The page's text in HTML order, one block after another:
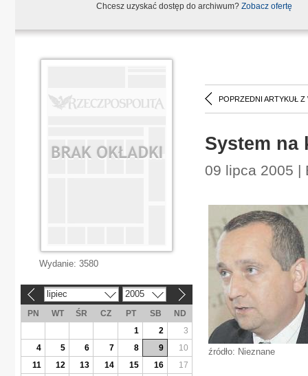
Chcesz uzyskać dostęp do archiwum? Zobacz ofertę
POPRZEDNI ARTYKUŁ Z
System na
09 lipca 2005 |
źródło: Nieznane
Wydanie: 3580
lipiec 2005
PN WT ŚR CZ PT SB
ND
1
2
3
4
5 6 7 8 9
10
11
12 13 14 15 16
17